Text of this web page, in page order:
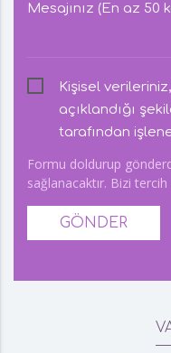
Mesajınız (En az 50
Kişisel verileriniz,
açıklandığı
tarafından
Formu doldurup
sağlanacaktır. Bizi
GÖNDER